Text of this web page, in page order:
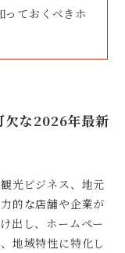
っておくべきホ
欠な2026年最新
光ビジネス、地元
的な店舗や企業が
出し、ホームペー
地域特性に特化し